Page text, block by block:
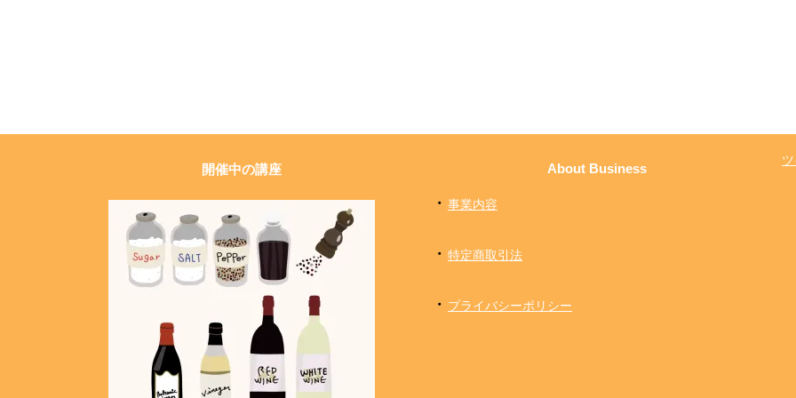
開催中の講座 About Business
・ 事業内容
・ 特定商取引法
・ プライバシーポリシー